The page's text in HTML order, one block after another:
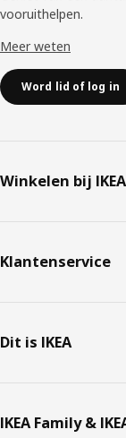
vooruithelpen. ​
Meer weten
Word lid of log in
Winkelen bij IKEA
Klantenservice
Dit is IKEA
IKEA Family &